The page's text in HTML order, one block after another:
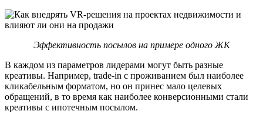
Эффективность посылов на примере одного ЖК
В каждом из параметров лидерами могут быть разные
креативы. Например, trade-in с проживанием был наиболее
кликабельным форматом, но он принес мало целевых
обращений, в то время как наиболее конверсионными стали
креативы с ипотечным посылом.